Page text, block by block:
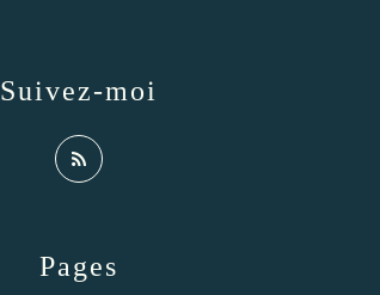
Pages
Suivez-moi